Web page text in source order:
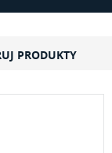
PRODUKTY